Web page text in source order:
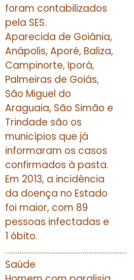
foram contabilizados
pela SES.
Aparecida de Goiânia,
Anápolis, Aporé, Baliza,
Campinorte, Iporá,
Palmeiras de Goiás,
São Miguel do
Araguaia, São Simão e
Trindade são os
municípios que já
informaram os casos
confirmados à pasta.
Em 2013, a incidência
da doença no Estado
foi maior, com 89
pessoas infectadas e
1 óbito.
……………………………………………………
Saúde